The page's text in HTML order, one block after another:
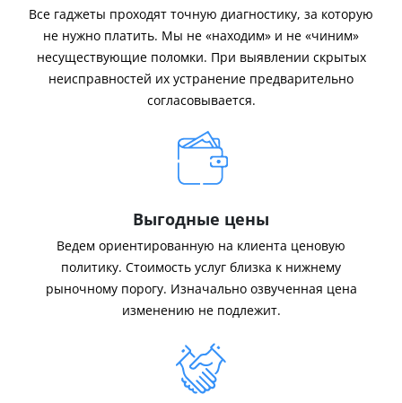
Все гаджеты проходят точную диагностику, за которую
не нужно платить. Мы не «находим» и не «чиним»
несуществующие поломки. При выявлении скрытых
неисправностей их устранение предварительно
согласовывается.
Выгодные цены
Ведем ориентированную на клиента ценовую
политику. Стоимость услуг близка к нижнему
рыночному порогу. Изначально озвученная цена
изменению не подлежит.